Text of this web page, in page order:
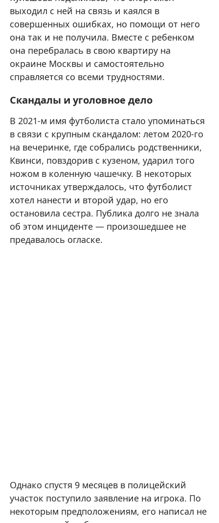
выходил с ней на связь и каялся в
совершенных ошибках, но помощи от него
она так и не получила. Вместе с ребенком
она перебралась в свою квартиру на
окраине Москвы и самостоятельно
справляется со всеми трудностями.
Скандалы и уголовное дело
В 2021-м имя футболиста стало упоминаться
в связи с крупным скандалом: летом 2020-го
на вечеринке, где собрались родственники,
Квинси, повздорив с кузеном, ударил того
ножом в коленную чашечку. В некоторых
источниках утверждалось, что футболист
хотел нанести и второй удар, но его
остановила сестра. Публика долго не знала
об этом инциденте — произошедшее не
предавалось огласке.
Однако спустя 9 месяцев в полицейский
участок поступило заявление на игрока. По
некоторым предположениям, его написал не